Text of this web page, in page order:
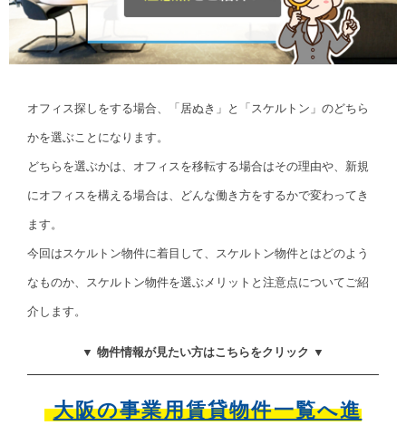
オフィス探しをする場合、「居ぬき」と「スケルトン」のどちら
かを選ぶことになります。
どちらを選ぶかは、オフィスを移転する場合はその理由や、新規
にオフィスを構える場合は、どんな働き方をするかで変わってき
ます。
今回はスケルトン物件に着目して、スケルトン物件とはどのよう
なものか、スケルトン物件を選ぶメリットと注意点についてご紹
介します。
▼ 物件情報が見たい方はこちらをクリック ▼
大阪の事業用賃貸物件一覧へ進